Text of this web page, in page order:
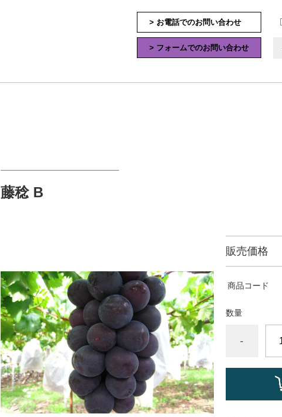
> お電話でのお問い合わせ
> フォームでのお問い合わせ
藤稔 B
販売価格
商品コード
数量
-